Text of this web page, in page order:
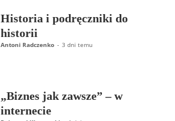
Historia i podręczniki do
historii
Antoni Radczenko - 3 dni temu
„Biznes jak zawsze” – w
internecie